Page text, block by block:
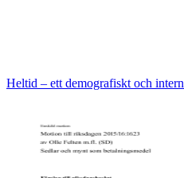
Heltid – ett demografiskt och